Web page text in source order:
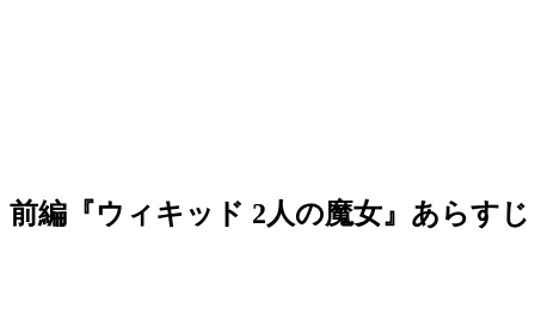
前編『ウィキッド 2人の魔女』あらすじ